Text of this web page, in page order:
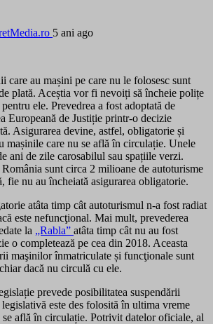
5 ani ago
care au mașini pe care nu le folosesc sunt
plată. Aceștia vor fi nevoiți să încheie polițe
ele. Prevedrea a fost adoptată de
Europeană de Justiție printr-o decizie
Asigurarea devine, astfel, obligatorie și
mașinile care nu se află în circulație. Unele
ani de zile carosabilul sau spațiile verzi.
sunt circa 2 milioane de autoturisme
fie nu au încheiată asigurarea obligatorie.
atâta timp cât autoturismul n-a fost radiat
este nefuncţional. Mai mult, prevederea
la „Rabla” atâta timp cât nu au fost
o completează pe cea din 2018. Aceasta
maşinilor înmatriculate și funcţionale sunt
dacă nu circulă cu ele.
prevede posibilitatea suspendării
este des folosită în ultima vreme
se află în circulație. Potrivit datelor oficiale, al